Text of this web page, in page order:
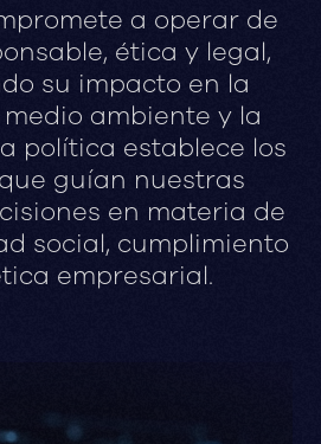
a operar de
ética y legal,
su impacto en la
medio ambiente y la
política establece los
que guían nuestras
en materia de
social, cumplimiento
empresarial.